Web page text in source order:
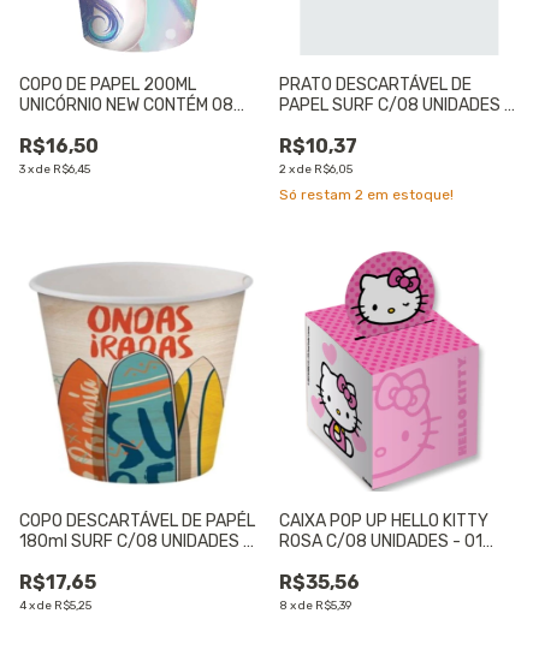
COPO DE PAPEL 200ML
UNICÓRNIO NEW CONTÉM 08
R$16,50
3xde R$6,45
PRATO DESCARTÁVEL DE
PAPEL SURF C/08 UNIDADES -
R$10,37
2xde R$6,05
Só restam 2 em estoque!
COPO DESCARTÁVEL DE PAPÉL
180ml SURF C/08 UNIDADES -
R$17,65
4xde R$5,25
CAIXA POP UP HELLO KITTY
ROSA C/08 UNIDADES - 01
R$35,56
8 xde R$5,39